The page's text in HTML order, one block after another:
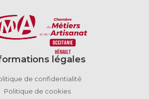
légales
de confidentialité
Politique de cookies